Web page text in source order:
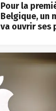
Pour la
Belgique, un
va ouvrir ses